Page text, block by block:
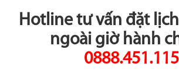
Hotline tư vấn đặt
ngoài giờ hành
0888.451.115